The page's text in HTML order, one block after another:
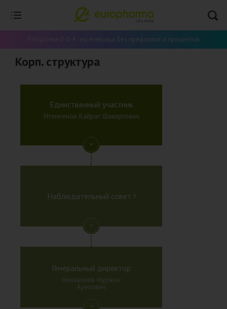
Рассрочка 0-0-4 - на 4 месяца без предоплат и процентов
Корп. структура
Единственный участник
Итемгенов Кайрат Шакиртович
Наблюдательный совет
Генеральный директор
Ниязалиев Нуржан
Ауезович